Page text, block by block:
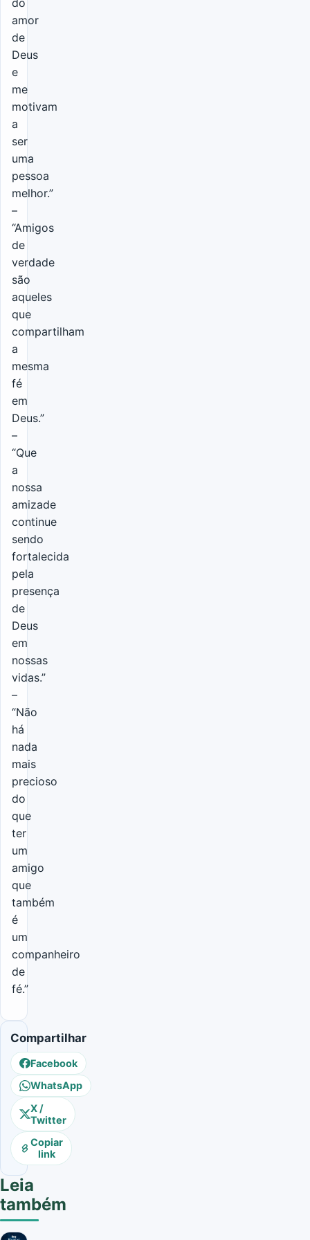
do
amor
de
Deus
e
me
motivam
a
ser
uma
pessoa
melhor.”
–
“Amigos
de
verdade
são
aqueles
que
compartilham
a
mesma
fé
em
Deus.”
–
“Que
a
nossa
amizade
continue
sendo
fortalecida
pela
presença
de
Deus
em
nossas
vidas.”
–
“Não
há
nada
mais
precioso
do
que
ter
um
amigo
que
também
é
um
companheiro
de
fé.”
Compartilhar
Facebook
WhatsApp
X /
Twitter
Copiar
link
Leia
também